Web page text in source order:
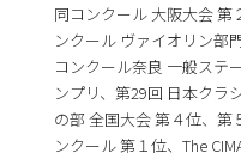
同コンクール 大阪大会 第
ンクール ヴァイオリン部
コンクール奈良 一般ステ
ンプリ、第29回 日本クラ
の部 全国大会 第４位、第
ンクール 第１位、The